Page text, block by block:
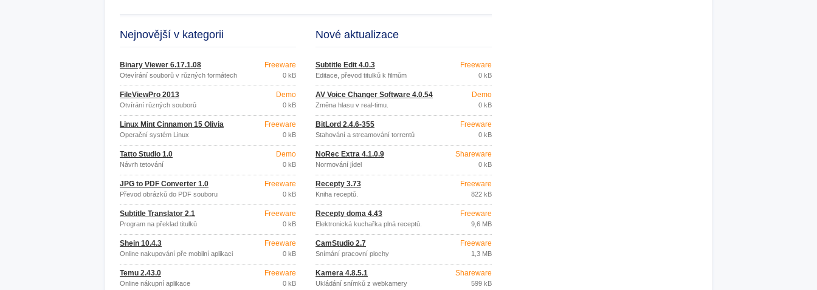
Nejnovější v kategorii
Binary Viewer 6.17.1.08
Otevírání souborů v různých formátech
Freeware
0 kB
FileViewPro 2013
Otvírání různých souborů
Demo
0 kB
Linux Mint Cinnamon 15 Olivia
Operační systém Linux
Freeware
0 kB
Tatto Studio 1.0
Návrh tetování
Demo
0 kB
JPG to PDF Converter 1.0
Převod obrázků do PDF souboru
Freeware
0 kB
Subtitle Translator 2.1
Program na překlad titulků
Freeware
0 kB
Shein 10.4.3
Online nakupování pře mobilní aplikaci
Freeware
0 kB
Temu 2.43.0
Online nákupní aplikace
Freeware
0 kB
Nové aktualizace
Subtitle Edit 4.0.3
Editace, převod titulků k filmům
Freeware
0 kB
AV Voice Changer Software 4.0.54
Změna hlasu v real-timu.
Demo
0 kB
BitLord 2.4.6-355
Stahování a streamování torrentů
Freeware
0 kB
NoRec Extra 4.1.0.9
Normování jídel
Shareware
0 kB
Recepty 3.73
Kniha receptů.
Freeware
822 kB
Recepty doma 4.43
Elektronická kuchařka plná receptů.
Freeware
9,6 MB
CamStudio 2.7
Snímání pracovní plochy
Freeware
1,3 MB
Kamera 4.8.5.1
Ukládání snímků z webkamery
Shareware
599 kB